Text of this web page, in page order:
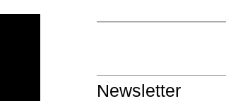
Newsletter